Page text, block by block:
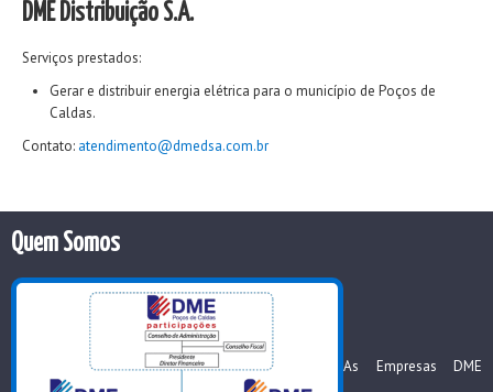
DME Distribuição S.A.
Serviços prestados:
Gerar e distribuir energia elétrica para o município de Poços de
Caldas.
Contato: atendimento@dmedsa.com.br
Quem Somos
As Empresas DME